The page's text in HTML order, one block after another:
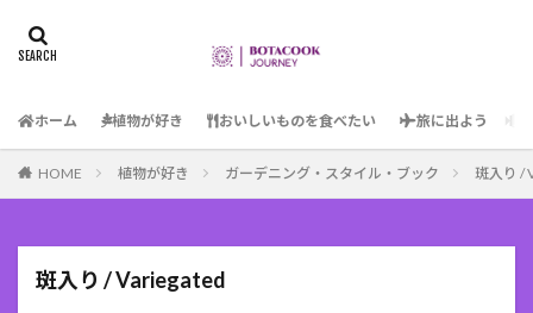
ホーム 植物が好き おいしいものを食べたい 旅に出よう
HOME 植物が好き ガーデニング・スタイル・ブック 斑入り /
斑入り / Variegated